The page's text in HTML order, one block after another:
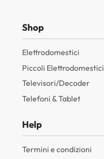
Shop
Elettrodomestici
Piccoli Elettrodomestici
Televisori/Decoder
Telefoni & Tablet
Help
Termini e condizioni